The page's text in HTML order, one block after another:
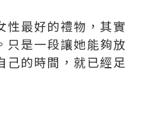
性最好的禮物，其實
只是一段讓她能夠放
己的時間，就已經足